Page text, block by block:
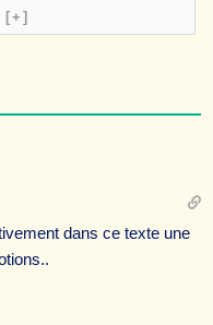
[+]
dans ce texte une